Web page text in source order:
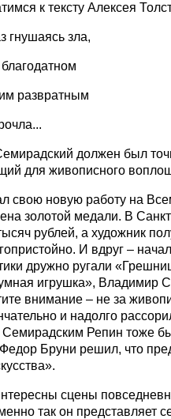
к тексту Алексея
гнушаясь зла,
развратным
должен был
для живописного
свою новую работу на
золотой медали. В
рублей, а художник
И вдруг –
дружно ругали
игрушка», Владимир
внимание – не за
и надолго
Репин тоже
Бруни решил, что
сцены
так он представляет